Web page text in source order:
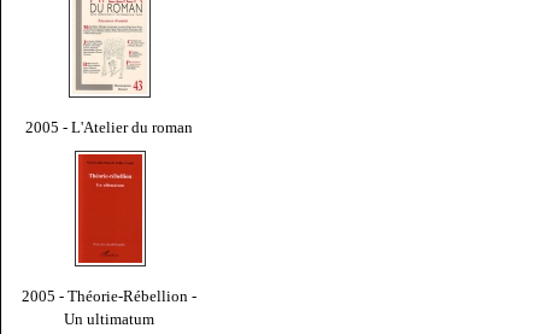
2005 - L'Atelier du roman
2005 - Théorie-Rébellion -
Un ultimatum